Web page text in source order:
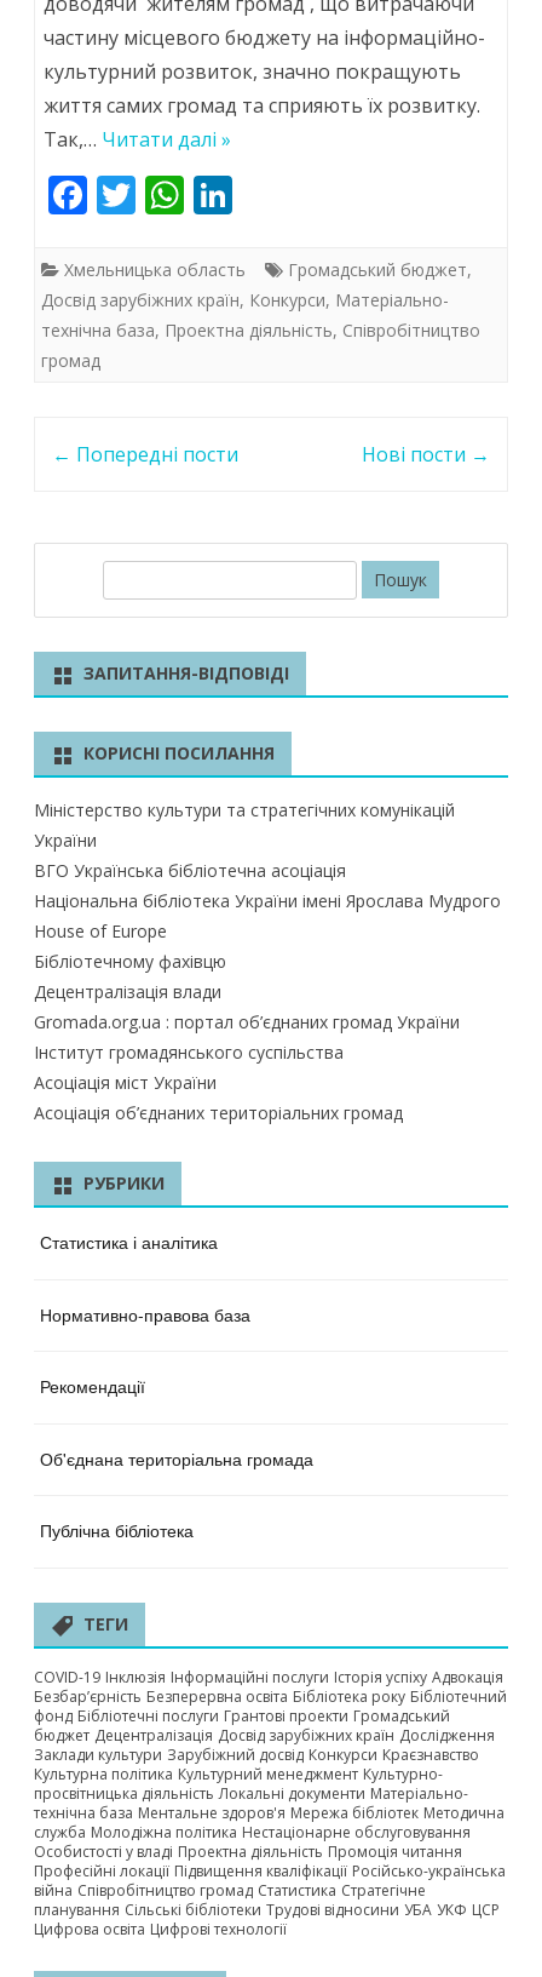
частіше
стають
громадських
проєктів
у
програмі
«Бюджету
участі»
частину місцевого бюджету на інформаційно-
культурний розвиток, значно покращують
життя самих громад та сприяють їх розвитку.
Так,… Читати далі »
F
e
b
o
o
T
itt
er
W
at
s
A
k
e
dI
Хмельницька область Громадський бюджет,
Досвід зарубіжних країн, Конкурси, Матеріально-
технічна база, Проектна діяльність, Співробітництво
громад
navigation
← Попередні пости Нові пости →
к
ЗАПИТАННЯ-ВІДПОВІДІ
КОРИСНІ ПОСИЛАННЯ
Міністерство культури та стратегічних комунікацій
України
ВГО Українська бібліотечна асоціація
Національна бібліотека України імені Ярослава Мудрого
House of Europe
Бібліотечному фахівцю
Децентралізація влади
Gromada.org.ua : портал об’єднаних громад України
Інститут громадянського суспільства
Асоціація міст України
Асоціація об’єднаних територіальних громад
РУБРИКИ
Статистика і аналітика
Нормативно-правова база
Рекомендації
Об'єднана територіальна громада
Публічна бібліотека
ТЕГИ
COVID-19 Інклюзія Інформаційні послуги Історія успіху Адвокація
Безбар’єрність Безперервна освіта Бібліотека року Бібліотечний
фонд Бібліотечні послуги Грантові проекти Громадський
бюджет Децентралізація Досвід зарубіжних країн Дослідження
Заклади культури Зарубіжний досвід Конкурси Краєзнавство
Культурна політика Культурний менеджмент Культурно-
просвітницька діяльність Локальні документи Матеріально-
технічна база Ментальне здоров'я Мережа бібліотек Методична
служба Молодіжна політика Нестаціонарне обслуговування
Особистості у владі Проектна діяльність Промоція читання
Професійні локації Підвищення кваліфікації Російсько-українська
війна Співробітництво громад Статистика Стратегічне
планування Сільські бібліотеки Трудові відносини УБА УКФ ЦСР
Цифрова освіта Цифрові технології